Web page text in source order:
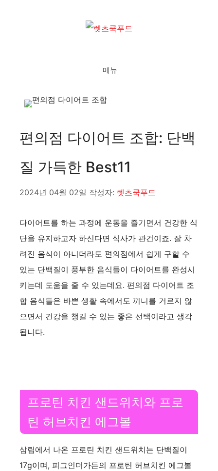
메뉴
편의점 다이어트 조합: 단백
질 가득한 Best11
2024년 04월 02일 작성자: 렛츠쿡푸드
다이어트를 하는 과정에 운동을 즐기면서 건강한 식
단을 유지하고자 하신다면 식사가 관건이죠. 잘 차
려진 음식이 아니더라도 편의점에서 쉽게 구할 수
있는 단백질이 풍부한 음식들이 다이어트를 완성시
키는데 도움을 줄 수 있는데요. 편의점 다이어트 조
합 음식들은 바쁜 생활 속에서도 끼니를 거르지 않
으면서 건강을 챙길 수 있는 좋은 선택이라고 생각
됩니다.
프로틴 치킨 샌드위치와 프로
틴 허브치킨 에그볼
삼립에서 나온 프로틴 치킨 샌드위치는 단백질이
17g이며, 피그인더가든의 프로틴 허브치킨 에그볼